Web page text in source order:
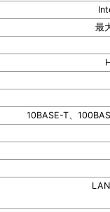
最
10BASE-T、